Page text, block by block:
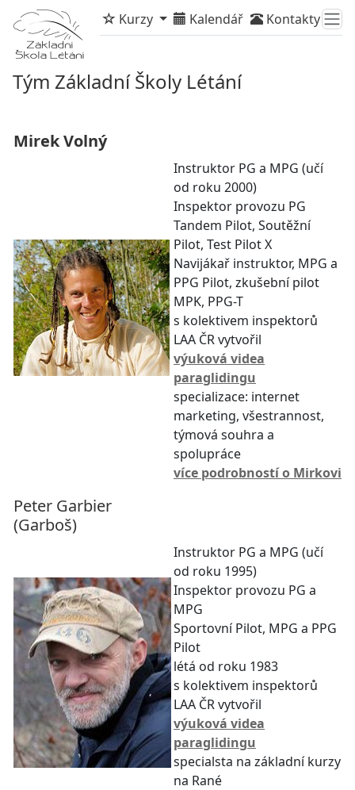
Kurzy Kalendář Kontakty
Tým Základní Školy Létání
Mirek Volný
Instruktor PG a MPG (učí
od roku 2000)
Inspektor provozu PG
Tandem Pilot, Soutěžní
Pilot, Test Pilot X
Navijákař instruktor, MPG a
PPG Pilot, zkušební pilot
MPK, PPG-T
s kolektivem inspektorů
LAA ČR vytvořil
výuková videa
paraglidingu
specializace: internet
marketing, všestrannost,
týmová souhra a
spolupráce
více podrobností o Mirkovi
Peter Garbier
(Garboš)
Instruktor PG a MPG (učí
od roku 1995)
Inspektor provozu PG a
MPG
Sportovní Pilot, MPG a PPG
Pilot
létá od roku 1983
s kolektivem inspektorů
LAA ČR vytvořil
výuková videa
paraglidingu
specialsta na základní kurzy
na Rané